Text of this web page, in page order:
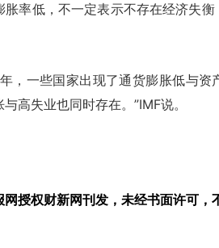
胀率低，不一定表示不存在经济失
一些国家出现了通货膨胀低与资
高失业也同时存在。”IMF说。
网授权财新网刊发，未经书面许可，